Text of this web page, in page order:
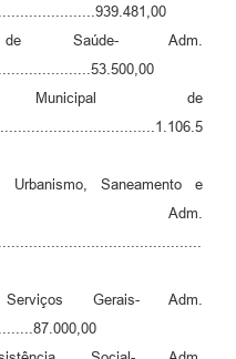
de Saúde- Adm.
de
Urbanismo, Saneamento e
Adm.
Gerais- Adm.